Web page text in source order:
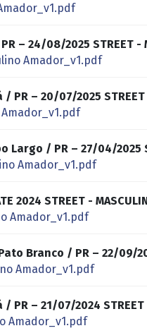
– 24/08/2025 STREET -
Amador_v1.pdf
– 20/07/2025 STREET -
Amador_v1.pdf
/ PR – 27/04/2025
Amador_v1.pdf
2024 STREET -
Amador_v1.pdf
Branco / PR – 22/09/
Amador_v1.pdf
– 21/07/2024 STREET -
Amador_v1.pdf